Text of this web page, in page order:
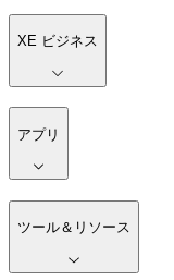
XE ビジネス
アプリ
ツール＆リソース